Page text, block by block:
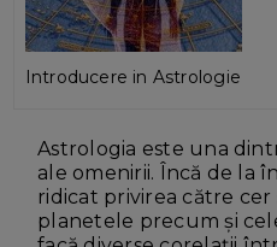
Introducere in Astrologie
Astrologia este una
ale omenirii. Încă de la
ridicat privirea către cer
planetele precum şi